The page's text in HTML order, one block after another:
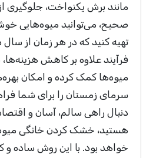
مانند برش یکنواخت، جلوگیری
صحیح، می‌توانید میوه‌هایی
تهیه کنید که در هر زمان از
فرآیند علاوه بر کاهش
میوه‌ها کمک کرده و امکان
سرمای زمستان را برای شما
دنبال راهی سالم، آسان و
هستید، خشک کردن خانگی
خواهد بود. با این روش ساده و